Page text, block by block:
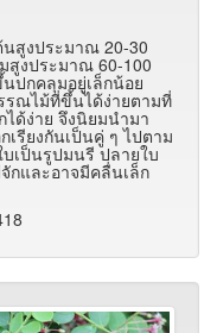
สูงประมาณ 20-30
สูงประมาณ 60-100
ปกคลุมอยู่เล็กน้อย
รณไม้ที่ขึ้นได้ง่ายตามที่
ได้ง่าย จึงนิยมนำมา
รียงกันเป็นคู่ ๆ ไปตาม
เป็นรูปมนรี ปลายใบ
กและอาจมีคลื่นเล็ก